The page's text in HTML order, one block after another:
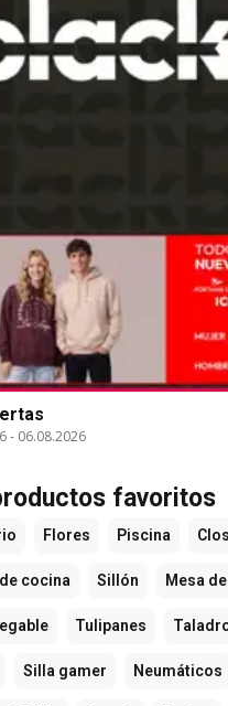
- 06.08.2026
favoritos
Flores Piscina
cocina Sillón Mesa
Tulipanes
Silla gamer Neumáticos